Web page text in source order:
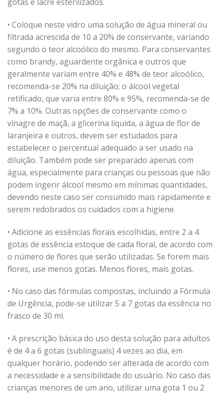
• Coloque neste vidro uma solução de água mineral ou
filtrada acrescida de 10 a 20% de conservante, variando
segundo o teor alcoólico do mesmo. Para conservantes
como brandy, aguardente orgânica e outros que
geralmente variam entre 40% e 48% de teor alcoólico,
recomenda-se 20% na diluição; o álcool vegetal
retificado, que varia entre 80% e 95%, recomenda-se de
7% a 10%. Outras opções de conservante como o
vinagre de maçã, a glicerina líquida, a água de flor de
laranjeira e outros, devem ser estudados para
estabelecer o percentual adequado a ser usado na
diluição. Também pode ser preparado apenas com
água, especialmente para crianças ou pessoas que não
podem ingerir álcool mesmo em mínimas quantidades,
devendo neste caso ser consumido mais rapidamente e
serem redobrados os cuidados com a higiene.
• Adicione as essências florais escolhidas, entre 2 a 4
gotas de essência estoque de cada floral, de acordo com
o número de flores que serão utilizadas. Se forem mais
flores, use menos gotas. Menos flores, mais gotas.
• No caso das fórmulas compostas, incluindo a Fórmula
de Urgência, pode-se utilizar 5 a 7 gotas da essência no
frasco de 30 ml.
• A prescrição básica do uso desta solução para adultos
é de 4 a 6 gotas (sublinguais) 4 vezes ao dia, em
qualquer horário, podendo ser alterada de acordo com
a necessidade e a sensibilidade do usuário. No caso das
crianças menores de um ano, utilizar uma gota 1 ou 2